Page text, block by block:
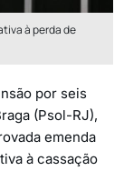
à perda de
por seis
(Psol-RJ),
emenda
à cassação